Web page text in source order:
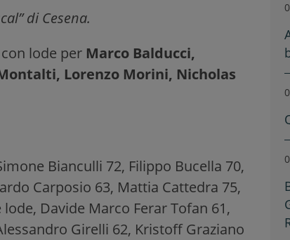
di Cesena.
lode per Marco Balducci,
Lorenzo Morini, Nicholas
Bianculli 72, Filippo Bucella 70,
Carposio 63, Mattia Cattedra 75,
Davide Marco Ferar Tofan 61,
Girelli 62, Kristoff Graziano